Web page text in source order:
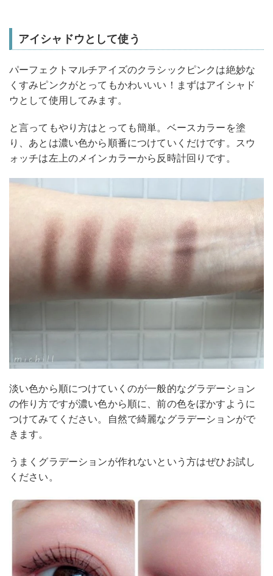
アイシャドウとして使う
パーフェクトマルチアイズのクラシックピンクは絶妙な
くすみピンクがとってもかわいいい！まずはアイシャド
ウとして使用してみます。
と言ってもやり方はとっても簡単。ベースカラーを塗
り、あとは濃い色から順番につけていくだけです。スウ
ォッチは左上のメインカラーから反時計回りです。
淡い色から順につけていくのが一般的なグラデーション
の作り方ですが濃い色から順に、前の色をぼかすように
つけてみてください。自然で綺麗なグラデーションがで
きます。
うまくグラデーションが作れないという方はぜひお試し
ください。